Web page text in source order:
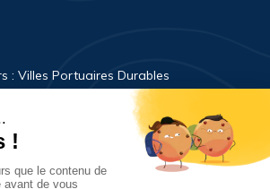
: Villes Portuaires Durables